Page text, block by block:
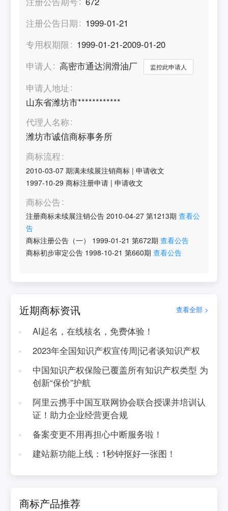
注册公告日期
1999-01-21
专用权期限
1999-01-21-2009-01-20
申请人
高密市通达润滑油厂 监控此申请人
申请人地址
山东省潍坊市************
代理人名称
潍坊市诚信商标事务所
商标流程
2010-03-07 期满未续展注销商标 |申请收文
1997-10-29 商标注册申请 |申请收文
商标公告
注册商标未续展注销公告 2010-04-27 第1213期 查看公
告
商标注册公告（一）
1999-01-21 第672期 查看公告
商标初步审定公告 1998-10-21 第660期 查看公告
近期商标资讯 查看全部 >
AI起名，在线核名，免费体验！
2023年全国知识产权宣传周|记者谈知识产权
中国知识产权保险已覆盖所有知识产权类型 为
创新“保价”护航
阿里云携手中国互联网协会联合授课并培训认
证！助力企业经营更合规
备案变更不用再担心中断服务啦！
建站新功能上线：1秒钟抠好一张图！
商标产品推荐